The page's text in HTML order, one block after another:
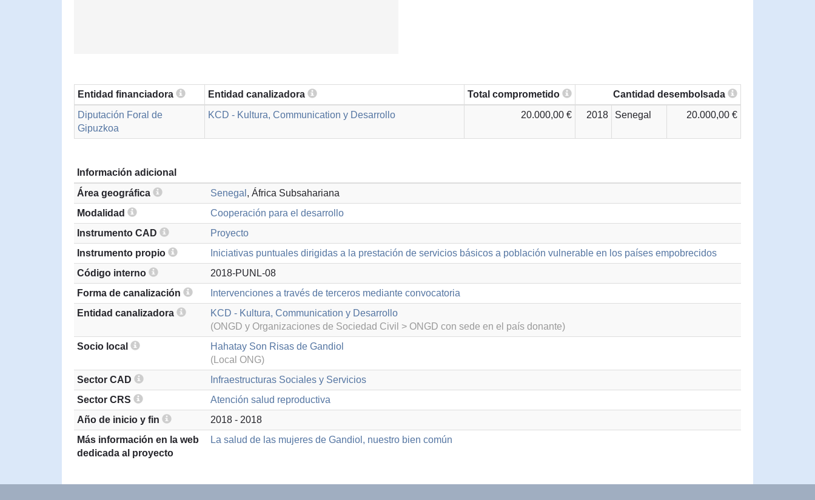
Entidad financiadora Entidad canalizadora Total comprometido
Cantidad desembolsada
Diputación Foral de
Gipuzkoa
KCD - Kultura, Communication y Desarrollo 20.000,00 € 2018 Senegal 20.000,00 €
Información adicional
Área geográfica
Senegal , África Subsahariana
Modalidad
Cooperación para el desarrollo
Instrumento CAD
Proyecto
Instrumento propio
Iniciativas puntuales dirigidas a la prestación de servicios básicos a población vulnerable en los países empobrecidos
Código interno
2018-PUNL-08
Forma de canalización
Intervenciones a través de terceros mediante convocatoria
Entidad canalizadora
KCD - Kultura, Communication y Desarrollo
(ONGD y Organizaciones de Sociedad Civil > ONGD con sede en el país donante)
Socio local
Hahatay Son Risas de Gandiol
(Local ONG)
Sector CAD
Infraestructuras Sociales y Servicios
Sector CRS
Atención salud reproductiva
Año de inicio y fin
2018 - 2018
Más información en la web
dedicada al proyecto
La salud de las mujeres de Gandiol, nuestro bien común